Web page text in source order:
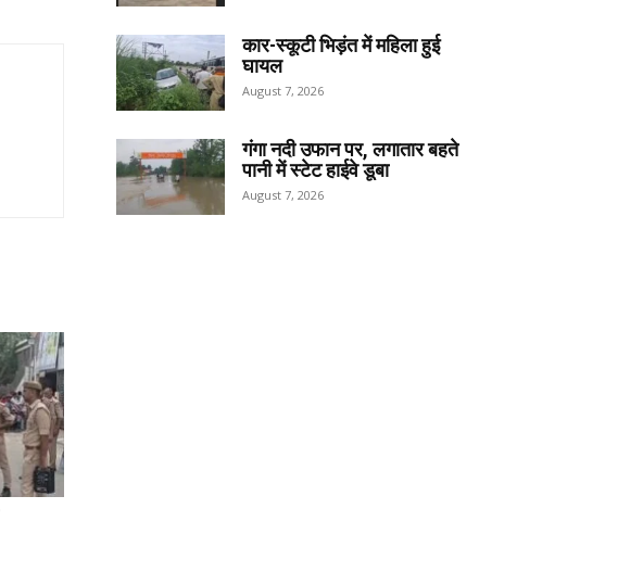
कार-स्कूटी भिड़ंत में महिला हुई
घायल
August 7, 2026
गंगा नदी उफान पर, लगातार बहते
पानी में स्टेट हाईवे डूबा
August 7, 2026